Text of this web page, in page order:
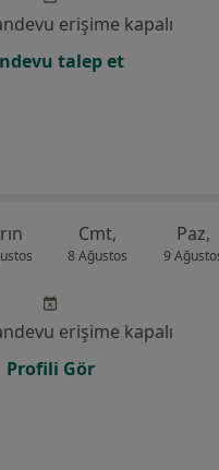
erişime kapalı
talep et
Cmt,
8 Ağustos
Paz,
9
erişime kapalı
Profili Gör